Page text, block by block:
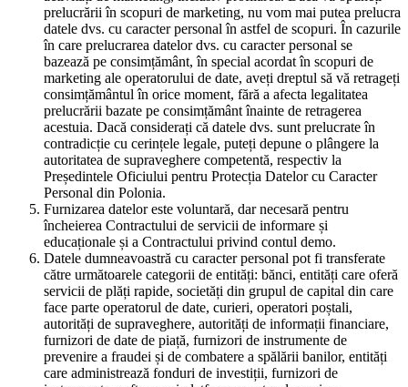
prelucrării în scopuri de marketing, nu vom mai putea prelucra
datele dvs. cu caracter personal în astfel de scopuri. În cazurile
în care prelucrarea datelor dvs. cu caracter personal se
bazează pe consimțământ, în special acordat în scopuri de
marketing ale operatorului de date, aveți dreptul să vă retrageți
consimțământul în orice moment, fără a afecta legalitatea
prelucrării bazate pe consimțământ înainte de retragerea
acestuia. Dacă considerați că datele dvs. sunt prelucrate în
contradicție cu cerințele legale, puteți depune o plângere la
autoritatea de supraveghere competentă, respectiv la
Președintele Oficiului pentru Protecția Datelor cu Caracter
Personal din Polonia.
Furnizarea datelor este voluntară, dar necesară pentru
încheierea Contractului de servicii de informare și
educaționale și a Contractului privind contul demo.
Datele dumneavoastră cu caracter personal pot fi transferate
către următoarele categorii de entități: bănci, entități care oferă
servicii de plăți rapide, societăți din grupul de capital din care
face parte operatorul de date, curieri, operatori poștali,
autorități de supraveghere, autorități de informații financiare,
furnizori de date de piață, furnizori de instrumente de
prevenire a fraudei și de combatere a spălării banilor, entități
care administrează fonduri de investiții, furnizori de